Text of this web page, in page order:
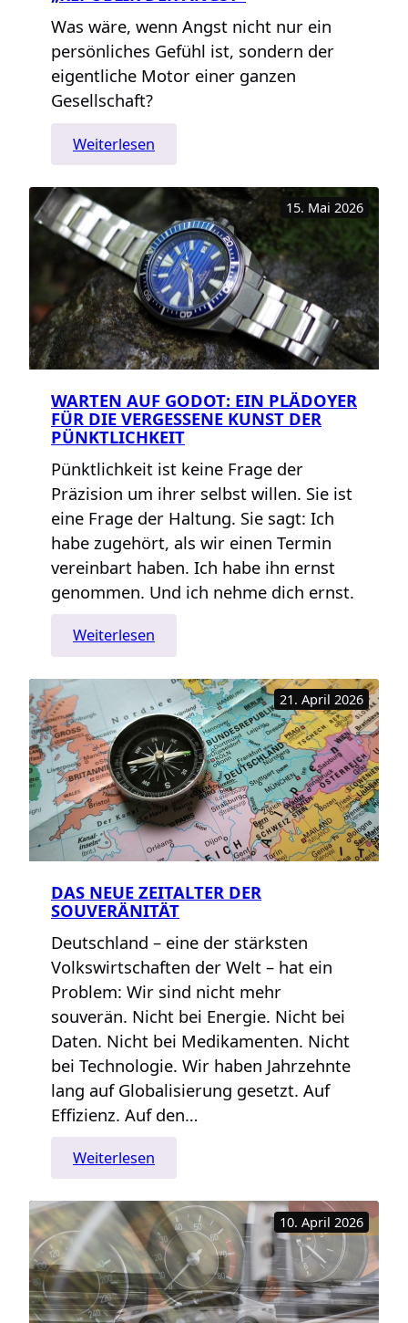
Was wäre, wenn Angst nicht nur ein
persönliches Gefühl ist, sondern der
eigentliche Motor einer ganzen
Gesellschaft?
Weiterlesen
„Republik
der
Angst“
15. Mai 2026
WARTEN AUF GODOT: EIN PLÄDOYER
FÜR DIE VERGESSENE KUNST DER
PÜNKTLICHKEIT
Pünktlichkeit ist keine Frage der
Präzision um ihrer selbst willen. Sie ist
eine Frage der Haltung. Sie sagt: Ich
habe zugehört, als wir einen Termin
vereinbart haben. Ich habe ihn ernst
genommen. Und ich nehme dich ernst.
Weiterlesen
Warten
auf
Godot:
Ein
Plädoyer
für
die
vergessene
Kunst
der
21. April 2026
DAS NEUE ZEITALTER DER
SOUVERÄNITÄT
Deutschland – eine der stärksten
Volkswirtschaften der Welt – hat ein
Problem: Wir sind nicht mehr
souverän. Nicht bei Energie. Nicht bei
Daten. Nicht bei Medikamenten. Nicht
bei Technologie. Wir haben Jahrzehnte
lang auf Globalisierung gesetzt. Auf
Effizienz. Auf den…
Weiterlesen
DAS
NEUE
ZEITALTER
DER
SOUVERÄNITÄT
10. April 2026